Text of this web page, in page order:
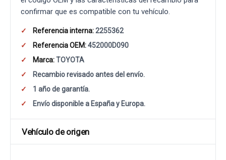
confirmar que es compatible con tu vehículo.
Referencia interna:2255362
Referencia OEM:452000D090
Marca:TOYOTA
Recambio revisado antes del envío.
1 año de garantía.
Envío disponible a España y Europa.
Vehículo de origen